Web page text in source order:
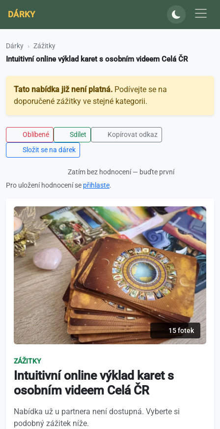
DÁRKY
Dárky Zážitky
Intuitivní online výklad karet s osobním videem Celá ČR
Tato nabídka již není platná. Podívejte se na
doporučené zážitky ve stejné kategorii.
Oblíbené Sdílet
Kopírovat odkaz
Složit se na dárek
Zatím bez hodnocení — buďte první
Pro uložení hodnocení se přihlaste.
15 fotek
ZÁŽITKY
Intuitivní online výklad karet s
osobním videem Celá ČR
Nabídka už u partnera není dostupná. Vyberte si
podobný zážitek níže.